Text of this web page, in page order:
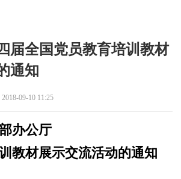
届全国党员教育培训教材
通知
09-10 11:25
办公厅
教材展示交流活动的通知